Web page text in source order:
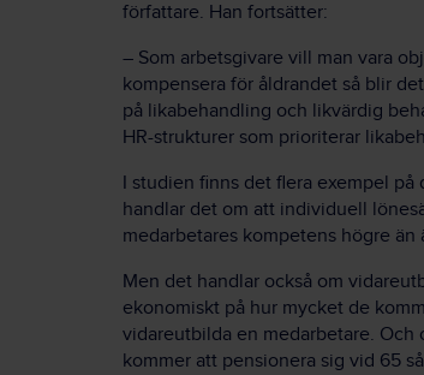
författare. Han fortsätter:
– Som arbetsgivare vill man vara
kompensera för åldrandet så blir
på likabehandling och likvärdig
HR-strukturer som prioriterar
I studien finns det flera exempel
handlar det om att individuell
medarbetares kompetens högre än
Men det handlar också om
ekonomiskt på hur mycket de
vidareutbilda en medarbetare. Och
kommer att pensionera sig vid 65